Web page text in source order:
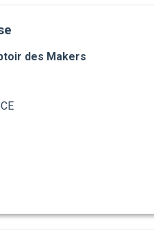
des Makers